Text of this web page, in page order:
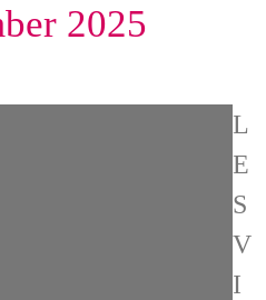
2025
L
E
S
V
I